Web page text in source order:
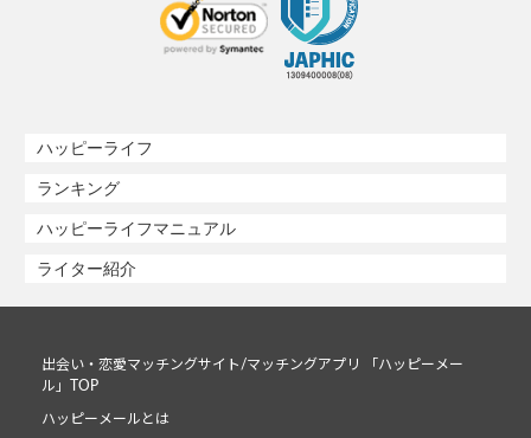
ハッピーライフ
ランキング
ハッピーライフマニュアル
ライター紹介
出会い・恋愛マッチングサイト/マッチングアプリ 「ハッピーメー
ル」TOP
ハッピーメールとは